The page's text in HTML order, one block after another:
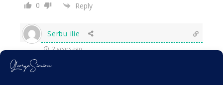
0 Reply
Serbu ilie
2 years ago
Votez Aur pe toate listele